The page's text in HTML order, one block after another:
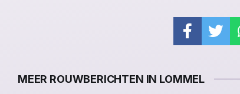
MEER ROUWBERICHTEN IN LOMMEL